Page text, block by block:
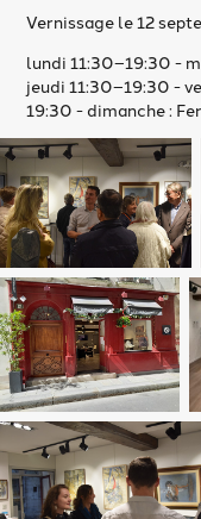
Vernissage le 12
lundi 11:30–19:30 -
jeudi 11:30–19:30 -
19:30 - dimanche :